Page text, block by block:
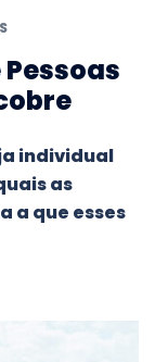
individual
as
a que esses